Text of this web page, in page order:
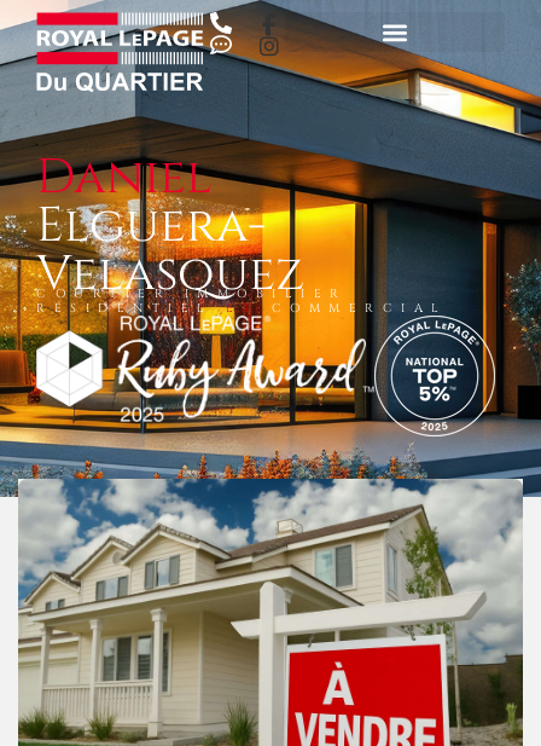
Daniel
Elguera-
Velasquez
COURTIER IMMOBILIER
RÉSIDENTIELETCOMMERCIAL